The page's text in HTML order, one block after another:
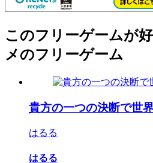
このフリーゲームが
メのフリーゲーム
貴方の一つの決断で世
はるる
はるる